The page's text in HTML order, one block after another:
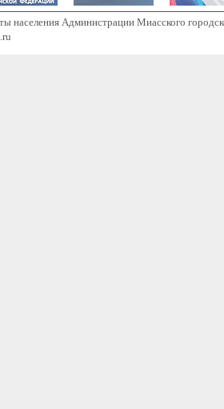
населения Администрации Миасского